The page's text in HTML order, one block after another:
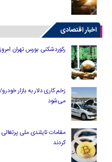
اخبار اقتصادی
رکوردشکنی بورس تهران امروز ۱۲ مهر ۱۴۰۴| بازار سهام رونق گرفت
زخم کاری دلار به بازار
می‌شود
کردند